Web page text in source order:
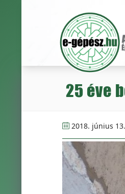
25 éve
2018. június 13.